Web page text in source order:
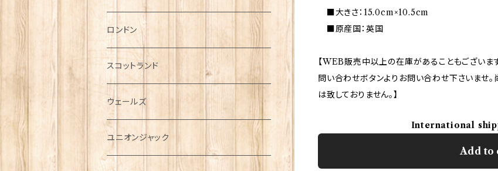
■大きさ：15.0cm×10.5cm
■原産国：英国
【WEB販売中以上の在庫があることもございま
問い合わせボタンよりお問い合わせ下さいませ
は致しておりません。】
International
Add to
チャーム
犬グッズ
傘
指貫(シンブル)
ロンドン
スコットランド
ウェールズ
ユニオンジャック